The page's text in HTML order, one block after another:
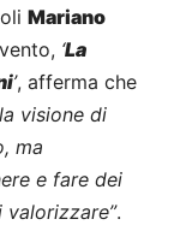
Mariano
‘La
’, afferma che
visione di
ma
e fare dei
.